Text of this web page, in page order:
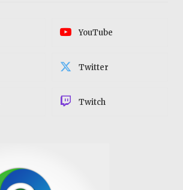
YouTube
Twitter
Twitch